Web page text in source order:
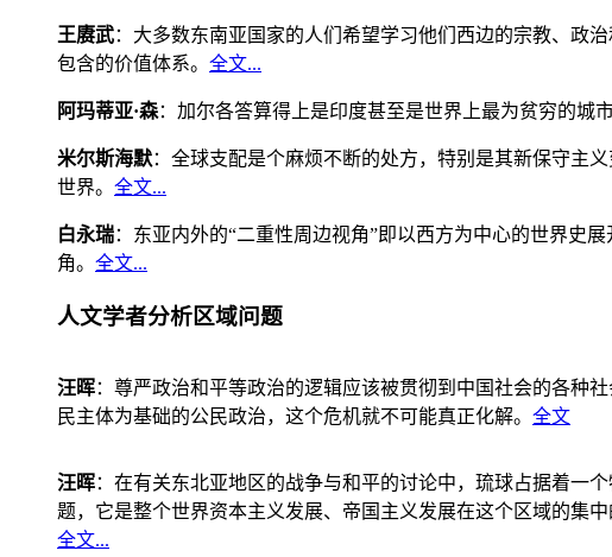
王赓武：大多数东南亚国家的人们希望学习他们西边的宗教、政
包含的价值体系。 全文...
阿玛蒂亚·森：加尔各答算得上是印度甚至是世界上最为贫穷的城
米尔斯海默：全球支配是个麻烦不断的处方，特别是其新保守主
世界。 全文...
白永瑞：东亚内外的“二重性周边视角”即以西方为中心的世界史
角。 全文...
人文学者分析区域问题
汪晖：尊严政治和平等政治的逻辑应该被贯彻到中国社会的各种
民主体为基础的公民政治，这个危机就不可能真正化解。 全文
汪晖：在有关东北亚地区的战争与和平的讨论中，琉球占据着一
题，它是整个世界资本主义发展、帝国主义发展在这个区域的集中
全文...